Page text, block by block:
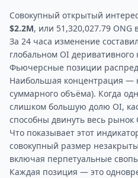
Совокупный открытый
$2.2M, или 51,320,027.79
За 24 часа изменение
глобальном OI
Фьючерсные позиции
Наибольшая концентрация —
суммарного объёма). Когда
слишком большую долю OI,
способны двинуть весь рынок
Что показывает этот
совокупный размер
включая перпетуальные
Каждая позиция — это